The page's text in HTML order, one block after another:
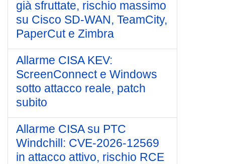
già sfruttate, rischio massimo
su Cisco SD-WAN, TeamCity,
PaperCut e Zimbra
Allarme CISA KEV:
ScreenConnect e Windows
sotto attacco reale, patch
subito
Allarme CISA su PTC
Windchill: CVE-2026-12569
in attacco attivo, rischio RCE